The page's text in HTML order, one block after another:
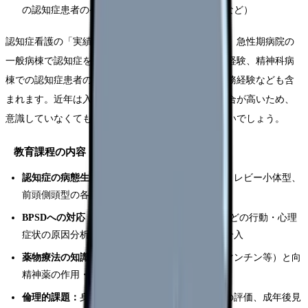
の認知症患者のケア、介護施設での認知症ケアなど）
認知症看護の「実績」は非常に幅広く解釈できます。急性期病院の
一般病棟で認知症を合併した患者のケアに関わった経験、精神科病
棟での認知症患者の看護、介護老人保健施設での勤務経験なども含
まれます。近年は入院患者に占める認知症患者の割合が高いため、
意識していなくても条件を満たしている看護師は多いでしょう。
教育課程の内容
認知症の病態生理：
アルツハイマー型、血管性、レビー小体型、
前頭側頭型の各疾患の特徴と進行過程
BPSDへの対応：
徘徊、興奮、妄想、暴力行為などの行動・心理
症状の原因分析とユマニチュード等の非薬物的介入
薬物療法の知識：
抗認知症薬（ドネペジル・メマンチン等）と向
精神薬の作用・副作用、減薬支援
倫理的課題： 身体拘束の最小化、意思決定能力の評価、成年後見